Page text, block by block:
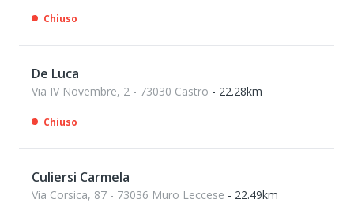
Chiuso
De Luca
Via IV Novembre, 2 - 73030 Castro - 22.28km
Chiuso
Culiersi Carmela
Via Corsica, 87 - 73036 Muro Leccese - 22.49km